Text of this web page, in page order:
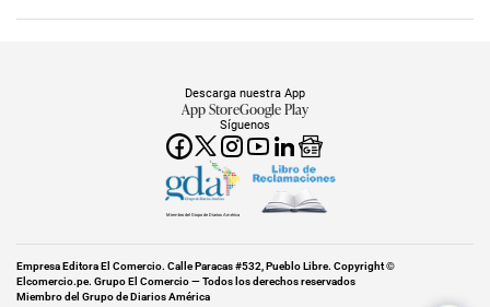
Síguenos
Descarga nuestra App
App StoreGoogle Play
Miembro del Grupo de Diarios América
Empresa Editora El Comercio. Calle Paracas #532, Pueblo Libre. Copyright ©
Elcomercio.pe. Grupo El Comercio — Todos los derechos reservados
Miembro del Grupo de Diarios América